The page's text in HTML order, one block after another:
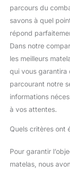
parcours du
savons à quel
répond
Dans notre
les meilleurs
qui vous garantira
parcourant notre
informations
à vos attentes.
Quels critères ont
Pour garantir
matelas, nous